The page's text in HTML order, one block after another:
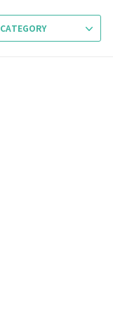
CATEGORY